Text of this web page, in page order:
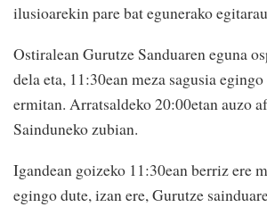
ilusioarekin pare bat egunerako
Ostiralean Gurutze Sanduaren eguna
dela eta, 11:30ean meza sagusia
ermitan. Arratsaldeko 20:00etan auzo
Sainduneko zubian.
Igandean goizeko 11:30ean berriz ere
egingo dute, izan ere, Gurutze